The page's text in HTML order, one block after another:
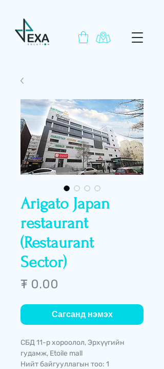
Arigato Japan
restaurant
(Restaurant
Sector)
₮ 0.00
Сагсанд нэмэх
СБД 11-р хороолол, Эрхүүгийн
гудамж, Etoile mall
Нийт байгууллагын тоо: 1